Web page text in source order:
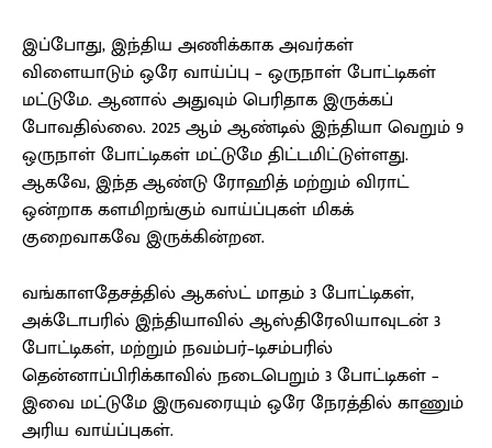
இப்போது, இந்திய அணிக்காக அவர்கள்
விளையாடும் ஒரே வாய்ப்பு – ஒருநாள் போட்டிகள்
மட்டுமே. ஆனால் அதுவும் பெரிதாக இருக்கப்
போவதில்லை. 2025 ஆம் ஆண்டில் இந்தியா வெறும் 9
ஒருநாள் போட்டிகள் மட்டுமே திட்டமிட்டுள்ளது.
ஆகவே, இந்த ஆண்டு ரோஹித் மற்றும் விராட்
ஒன்றாக களமிறங்கும் வாய்ப்புகள் மிகக்
குறைவாகவே இருக்கின்றன.
வங்காளதேசத்தில் ஆகஸ்ட் மாதம் 3 போட்டிகள்,
அக்டோபரில் இந்தியாவில் ஆஸ்திரேலியாவுடன் 3
போட்டிகள், மற்றும் நவம்பர்–டிசம்பரில்
தென்னாப்பிரிக்காவில் நடைபெறும் 3 போட்டிகள் –
இவை மட்டுமே இருவரையும் ஒரே நேரத்தில் காணும்
அரிய வாய்ப்புகள்.